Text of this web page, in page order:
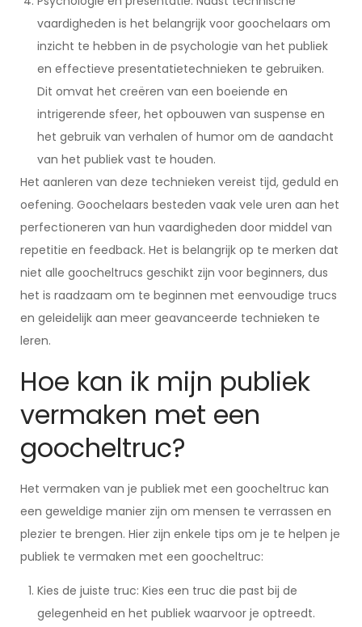
vaardigheden is het belangrijk voor goochelaars om
inzicht te hebben in de psychologie van het publiek
en effectieve presentatietechnieken te gebruiken.
Dit omvat het creëren van een boeiende en
intrigerende sfeer, het opbouwen van suspense en
het gebruik van verhalen of humor om de aandacht
van het publiek vast te houden.
Het aanleren van deze technieken vereist tijd, geduld en
oefening. Goochelaars besteden vaak vele uren aan het
perfectioneren van hun vaardigheden door middel van
repetitie en feedback. Het is belangrijk op te merken dat
niet alle goocheltrucs geschikt zijn voor beginners, dus
het is raadzaam om te beginnen met eenvoudige trucs
en geleidelijk aan meer geavanceerde technieken te
leren.
Hoe kan ik mijn publiek
vermaken met een
goocheltruc?
Het vermaken van je publiek met een goocheltruc kan
een geweldige manier zijn om mensen te verrassen en
plezier te brengen. Hier zijn enkele tips om je te helpen je
publiek te vermaken met een goocheltruc:
Kies de juiste truc: Kies een truc die past bij de
gelegenheid en het publiek waarvoor je optreedt.